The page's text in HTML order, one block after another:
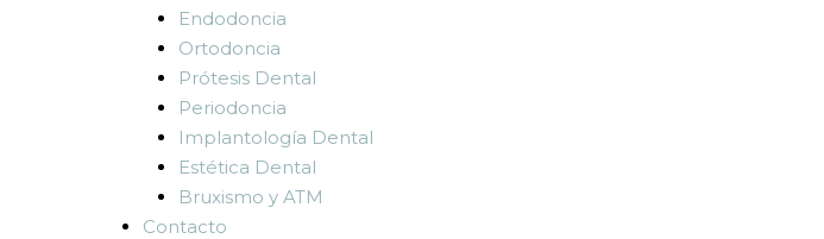
Endodoncia
Ortodoncia
Prótesis Dental
Periodoncia
Implantología Dental
Estética Dental
Bruxismo y ATM
Contacto